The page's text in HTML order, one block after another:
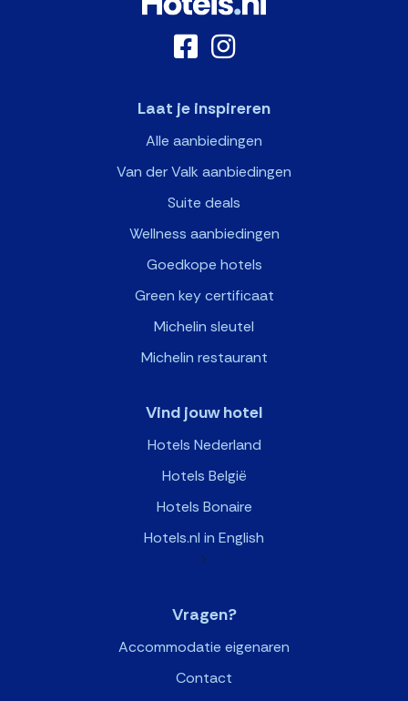
Laat je inspireren
Alle aanbiedingen
Van der Valk aanbiedingen
Suite deals
Wellness aanbiedingen
Goedkope hotels
Green key certificaat
Michelin sleutel
Michelin restaurant
Vind jouw hotel
Hotels Nederland
Hotels België
Hotels Bonaire
Hotels.nl in English
>
Vragen?
Accommodatie eigenaren
Contact